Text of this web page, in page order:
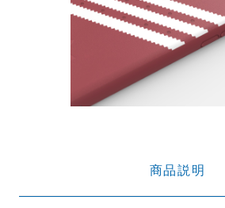
商品説明